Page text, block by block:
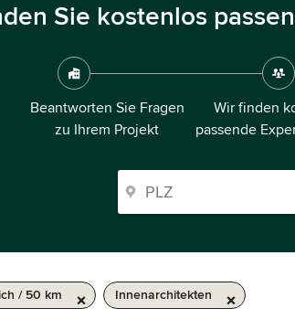
Sie kostenlos
Beantworten Sie Fragen
zu Ihrem Projekt
Wir finden
passende
/ 50 km Innenarchitekten